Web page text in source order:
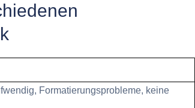
Formatierungsprobleme, keine